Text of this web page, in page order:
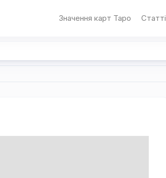
Значення карт Таро Статті